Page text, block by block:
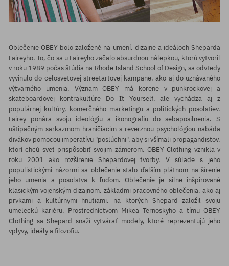
Oblečenie OBEY bolo založené na umení, dizajne a ideáloch Sheparda
Faireyho. To, čo sa u Faireyho začalo absurdnou nálepkou, ktorú vytvoril
v roku 1989 počas štúdia na Rhode Island School of Design, sa odvtedy
vyvinulo do celosvetovej streetartovej kampane, ako aj do uznávaného
výtvarného umenia. Význam OBEY má korene v punkrockovej a
skateboardovej kontrakultúre Do It Yourself, ale vychádza aj z
populárnej kultúry, komerčného marketingu a politických posolstiev.
Fairey ponára svoju ideológiu a ikonografiu do sebaposilnenia. S
uštipačným sarkazmom hraničiacim s reverznou psychológiou nabáda
divákov pomocou imperatívu "poslúchni", aby si všímali propagandistov,
ktorí chcú svet prispôsobiť svojim zámerom. OBEY Clothing vznikla v
roku 2001 ako rozšírenie Shepardovej tvorby. V súlade s jeho
populistickými názormi sa oblečenie stalo ďalším plátnom na šírenie
jeho umenia a posolstva k ľuďom. Oblečenie je silne inšpirované
klasickým vojenským dizajnom, základmi pracovného oblečenia, ako aj
prvkami a kultúrnymi hnutiami, na ktorých Shepard založil svoju
umeleckú kariéru. Prostredníctvom Mikea Ternoskyho a tímu OBEY
Clothing sa Shepard snaží vytvárať modely, ktoré reprezentujú jeho
vplyvy, ideály a filozofiu.